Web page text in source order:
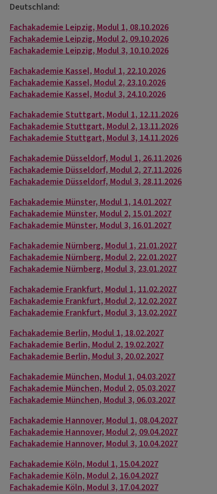
Deutschland:
Fachakademie Leipzig, Modul 1, 08.10.2026
Fachakademie Leipzig, Modul 2, 09.10.2026
Fachakademie Leipzig, Modul 3, 10.10.2026
Fachakademie Kassel, Modul 1, 22.10.2026
Fachakademie Kassel, Modul 2, 23.10.2026
Fachakademie Kassel, Modul 3, 24.10.2026
Fachakademie Stuttgart, Modul 1, 12.11.2026
Fachakademie Stuttgart, Modul 2, 13.11.2026
Fachakademie Stuttgart, Modul 3, 14.11.2026
Fachakademie Düsseldorf, Modul 1, 26.11.2026
Fachakademie Düsseldorf, Modul 2, 27.11.2026
Fachakademie Düsseldorf, Modul 3, 28.11.2026
Fachakademie Münster, Modul 1, 14.01.2027
Fachakademie Münster, Modul 2, 15.01.2027
Fachakademie Münster, Modul 3, 16.01.2027
Fachakademie Nürnberg, Modul 1, 21.01.2027
Fachakademie Nürnberg, Modul 2, 22.01.2027
Fachakademie Nürnberg, Modul 3, 23.01.2027
Fachakademie Frankfurt, Modul 1, 11.02.2027
Fachakademie Frankfurt, Modul 2, 12.02.2027
Fachakademie Frankfurt, Modul 3, 13.02.2027
Fachakademie Berlin, Modul 1, 18.02.2027
Fachakademie Berlin, Modul 2, 19.02.2027
Fachakademie Berlin, Modul 3, 20.02.2027
Fachakademie München, Modul 1, 04.03.2027
Fachakademie München, Modul 2, 05.03.2027
Fachakademie München, Modul 3, 06.03.2027
Fachakademie Hannover, Modul 1, 08.04.2027
Fachakademie Hannover, Modul 2, 09.04.2027
Fachakademie Hannover, Modul 3, 10.04.2027
Fachakademie Köln, Modul 1, 15.04.2027
Fachakademie Köln, Modul 2, 16.04.2027
Fachakademie Köln, Modul 3, 17.04.2027